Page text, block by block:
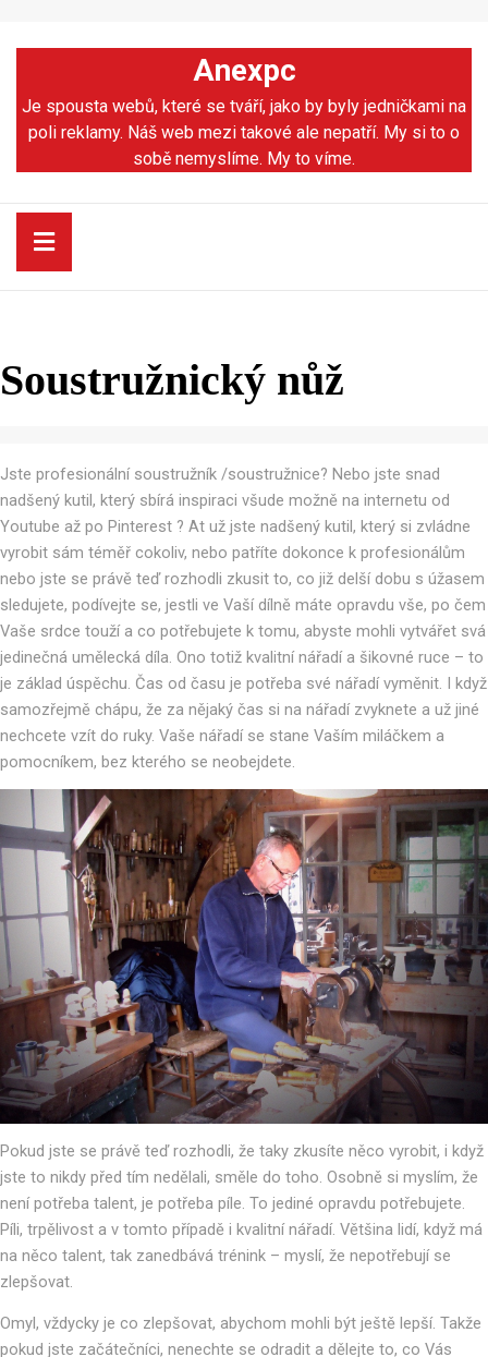
Anexpc
Je spousta webů, které se tváří, jako by byly jedničkami na
poli reklamy. Náš web mezi takové ale nepatří. My si to o
sobě nemyslíme. My to víme.
Soustružnický nůž
Jste profesionální soustružník /soustružnice? Nebo jste snad
nadšený kutil, který sbírá inspiraci všude možně na internetu od
Youtube až po Pinterest ? At už jste nadšený kutil, který si zvládne
vyrobit sám téměř cokoliv, nebo patříte dokonce k profesionálům
nebo jste se právě teď rozhodli zkusit to, co již delší dobu s úžasem
sledujete, podívejte se, jestli ve Vaší dílně máte opravdu vše, po čem
Vaše srdce touží a co potřebujete k tomu, abyste mohli vytvářet svá
jedinečná umělecká díla. Ono totiž kvalitní nářadí a šikovné ruce – to
je základ úspěchu. Čas od času je potřeba své nářadí vyměnit. I když
samozřejmě chápu, že za nějaký čas si na nářadí zvyknete a už jiné
nechcete vzít do ruky. Vaše nářadí se stane Vaším miláčkem a
pomocníkem, bez kterého se neobejdete.
Pokud jste se právě teď rozhodli, že taky zkusíte něco vyrobit, i když
jste to nikdy před tím nedělali, směle do toho. Osobně si myslím, že
není potřeba talent, je potřeba píle. To jediné opravdu potřebujete.
Píli, trpělivost a v tomto případě i kvalitní nářadí. Většina lidí, když má
na něco talent, tak zanedbává trénink – myslí, že nepotřebují se
zlepšovat.
Omyl, vždycky je co zlepšovat, abychom mohli být ještě lepší. Takže
pokud jste začátečníci, nenechte se odradit a dělejte to, co Vás